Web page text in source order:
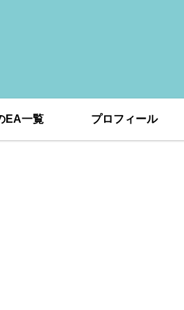
EA一覧 プロフィール